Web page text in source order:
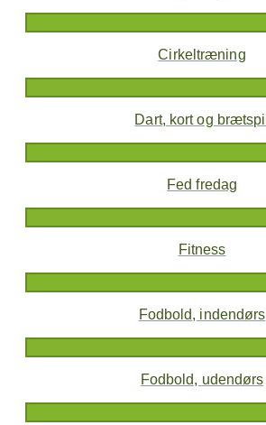
Cirkeltræning
Dart, kort og brætspil
Fed fredag
Fitness
Fodbold, indendørs
Fodbold, udendørs